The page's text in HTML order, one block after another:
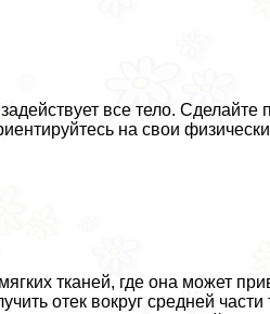
все тело.
на свои
тканей, где она может
отек вокруг средней